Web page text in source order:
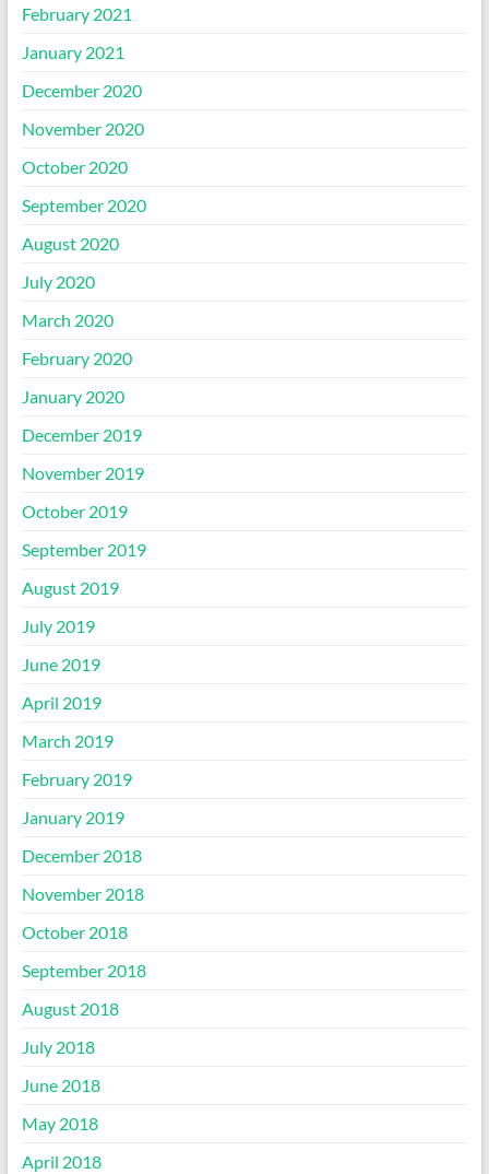
February 2021
January 2021
December 2020
November 2020
October 2020
September 2020
August 2020
July 2020
March 2020
February 2020
January 2020
December 2019
November 2019
October 2019
September 2019
August 2019
July 2019
June 2019
April 2019
March 2019
February 2019
January 2019
December 2018
November 2018
October 2018
September 2018
August 2018
July 2018
June 2018
May 2018
April 2018